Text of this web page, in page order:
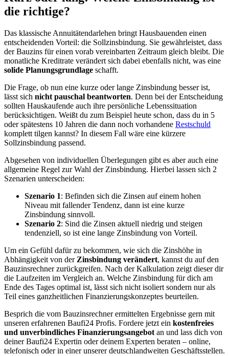
die richtige?
Das klassische Annuitätendarlehen bringt Hausbauenden einen
entscheidenden Vorteil: die Sollzinsbindung. Sie gewährleistet, dass
der Bauzins für einen vorab vereinbarten Zeitraum gleich bleibt. Die
monatliche Kreditrate verändert sich dabei ebenfalls nicht, was eine
solide Planungsgrundlage schafft.
Die Frage, ob nun eine kurze oder lange Zinsbindung besser ist,
lässt sich nicht pauschal beantworten. Denn bei der Entscheidung
sollten Hauskaufende auch ihre persönliche Lebenssituation
berücksichtigen. Weißt du zum Beispiel heute schon, dass du in 5
oder spätestens 10 Jahren die dann noch vorhandene Restschuld
komplett tilgen kannst? In diesem Fall wäre eine kürzere
Sollzinsbindung passend.
Abgesehen von individuellen Überlegungen gibt es aber auch eine
allgemeine Regel zur Wahl der Zinsbindung. Hierbei lassen sich 2
Szenarien unterscheiden:
Szenario 1: Befinden sich die Zinsen auf einem hohen
Niveau mit fallender Tendenz, dann ist eine kurze
Zinsbindung sinnvoll.
Szenario 2: Sind die Zinsen aktuell niedrig und steigen
tendenziell, so ist eine lange Zinsbindung von Vorteil.
Um ein Gefühl dafür zu bekommen, wie sich die Zinshöhe in
Abhängigkeit von der Zinsbindung verändert, kannst du auf den
Bauzinsrechner zurückgreifen. Nach der Kalkulation zeigt dieser dir
die Laufzeiten im Vergleich an. Welche Zinsbindung für dich am
Ende des Tages optimal ist, lässt sich nicht isoliert sondern nur als
Teil eines ganzheitlichen Finanzierungskonzeptes beurteilen.
Besprich die vom Bauzinsrechner ermittelten Ergebnisse gern mit
unseren erfahrenen Baufi24 Profis. Fordere jetzt ein kostenfreies
und unverbindliches Finanzierungsangebot an und lass dich von
deiner Baufi24 Expertin oder deinem Experten beraten – online,
telefonisch oder in einer unserer deutschlandweiten Geschäftsstellen.